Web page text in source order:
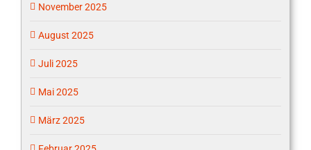
November 2025
August 2025
Juli 2025
Mai 2025
März 2025